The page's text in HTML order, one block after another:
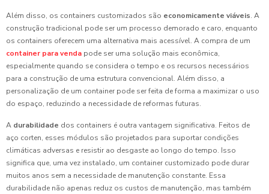
Além disso, os containers customizados são economicamente viáveis. A
construção tradicional pode ser um processo demorado e caro, enquanto
os containers oferecem uma alternativa mais acessível. A compra de um
container para venda pode ser uma solução mais econômica,
especialmente quando se considera o tempo e os recursos necessários
para a construção de uma estrutura convencional. Além disso, a
personalização de um container pode ser feita de forma a maximizar o uso
do espaço, reduzindo a necessidade de reformas futuras.
A durabilidade dos containers é outra vantagem significativa. Feitos de
aço corten, esses módulos são projetados para suportar condições
climáticas adversas e resistir ao desgaste ao longo do tempo. Isso
significa que, uma vez instalado, um container customizado pode durar
muitos anos sem a necessidade de manutenção constante. Essa
durabilidade não apenas reduz os custos de manutenção, mas também